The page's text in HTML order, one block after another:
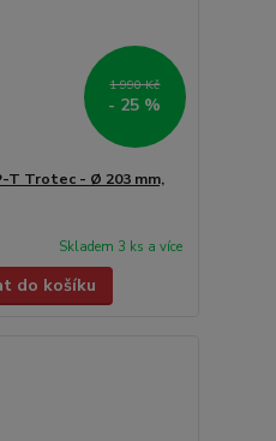
1 990 Kč
- 25 %
T Trotec - Ø 203 mm,
Skladem 3 ks a více
do košíku